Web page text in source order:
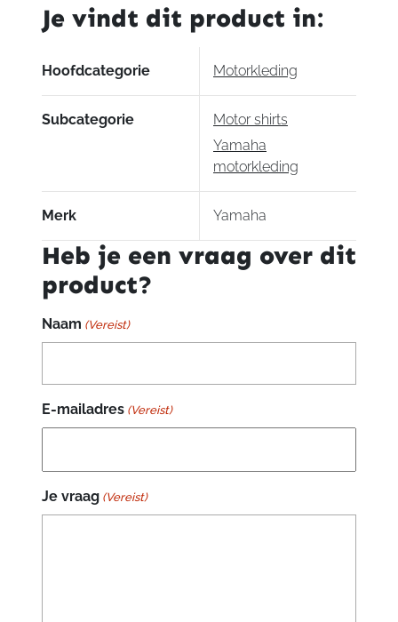
aantal
Je vindt dit product in:
Hoofdcategorie Motorkleding
Subcategorie
Motor shirts
Yamaha
motorkleding
Merk Yamaha
Heb je een vraag over dit
product?
Naam (Vereist)
E-mailadres (Vereist)
Je vraag (Vereist)